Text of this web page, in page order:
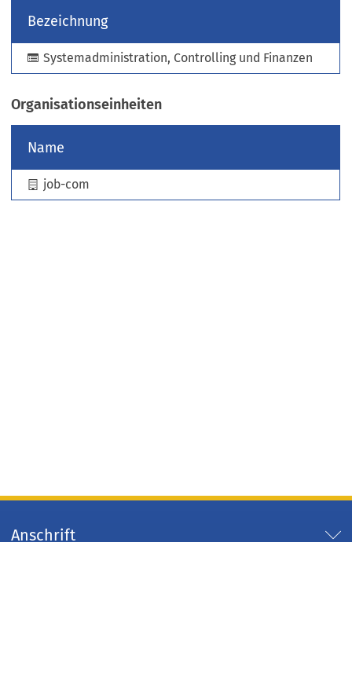
e
n
T
a
)
Bezeichnung
Systemadministration, Controlling und Finanzen
Organisationseinheiten
Name
job-com
Anschrift